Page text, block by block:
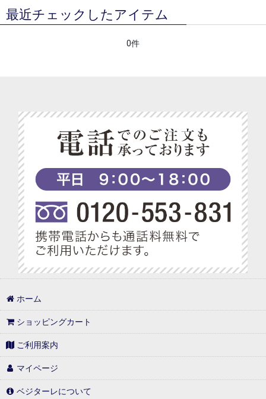
最近チェックしたアイテム
0件
ホーム
ショッピングカート
ご利用案内
マイページ
ベジターレについて